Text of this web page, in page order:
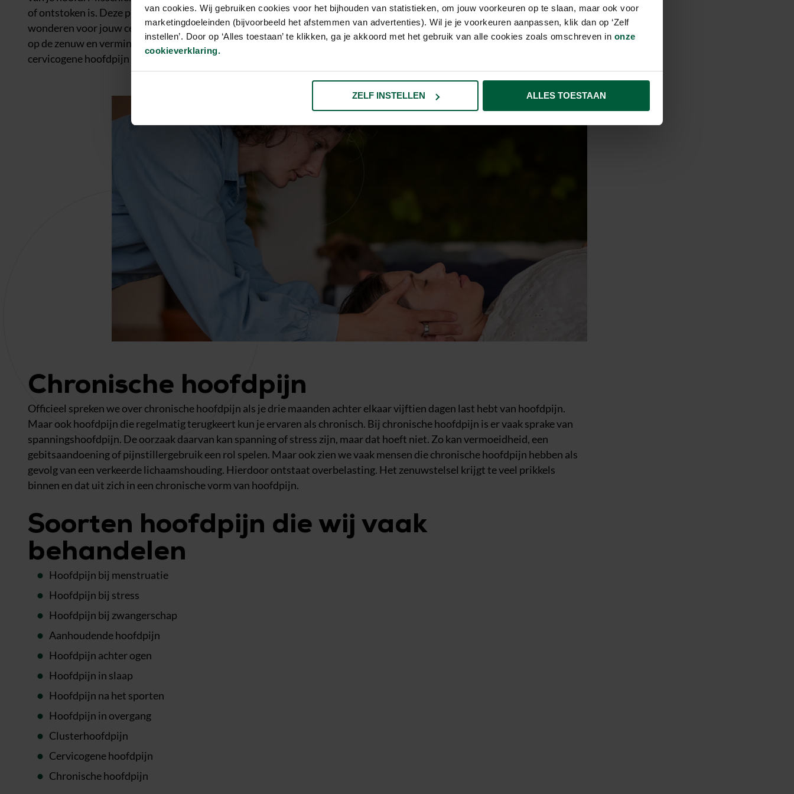
van cookies. Wij gebruiken cookies voor het bijhouden van statistieken, om jouw voorkeuren op te slaan, maar ook voor
marketingdoeleinden (bijvoorbeeld het afstemmen van advertenties). Wil je je voorkeuren aanpassen, klik dan op ‘Zelf
instellen’. Door op ‘Alles toestaan’ te klikken, ga je akkoord met het gebruik van alle cookies zoals omschreven in onze
cookieverklaring.
ZELF INSTELLEN ALLES TOESTAAN
of ontstoken is. Deze pijn straalt dan uit naar je hoofd, schouders of nek. Een behandeling van de chiropractor doet
wonderen voor jouw cervicogene hoofdpijn. We herstellen daarbij de stand van jouw wervelkolom. Zo vermindert de druk
op de zenuw en vermindert de spierspanning in de nek. De pijn in de zenuw verdwijnt en daarmee lost ook jouw
cervicogene hoofdpijn op.
Chronische hoofdpijn
Officieel spreken we over chronische hoofdpijn als je drie maanden achter elkaar vijftien dagen last hebt van hoofdpijn.
Maar ook hoofdpijn die regelmatig terugkeert kun je ervaren als chronisch. Bij chronische hoofdpijn is er vaak sprake van
spanningshoofdpijn. De oorzaak daarvan kan spanning of stress zijn, maar dat hoeft niet. Zo kan vermoeidheid, een
gebitsaandoening of pijnstillergebruik een rol spelen. Maar ook zien we vaak mensen die chronische hoofdpijn hebben als
gevolg van een verkeerde lichaamshouding. Hierdoor ontstaat overbelasting. Het zenuwstelsel krijgt te veel prikkels
binnen en dat uit zich in een chronische vorm van hoofdpijn.
Soorten hoofdpijn die wij vaak
behandelen
Hoofdpijn bij menstruatie
Hoofdpijn bij stress
Hoofdpijn bij zwangerschap
Aanhoudende hoofdpijn
Hoofdpijn achter ogen
Hoofdpijn in slaap
Hoofdpijn na het sporten
Hoofdpijn in overgang
Clusterhoofdpijn
Cervicogene hoofdpijn
Chronische hoofdpijn